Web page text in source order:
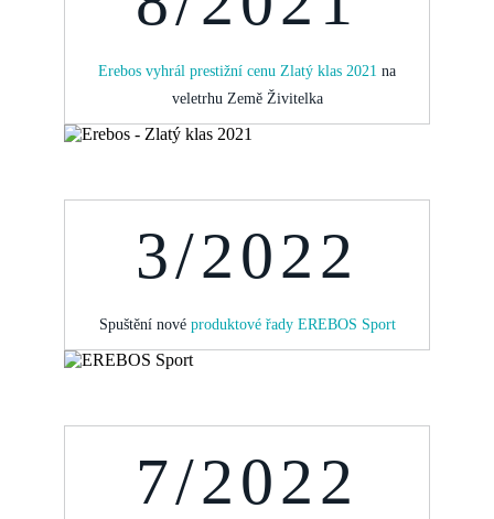
Erebos vyhrál prestižní cenu Zlatý klas 2021 na
veletrhu Země Živitelka
3/2022
Spuštění nové produktové řady EREBOS Sport
7/2022